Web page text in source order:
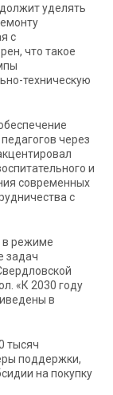
уделять
с
что такое
техническую
через
и
современных
с
в режиме
задач
«К 2030 году
в
тысяч
поддержки,
на покупку